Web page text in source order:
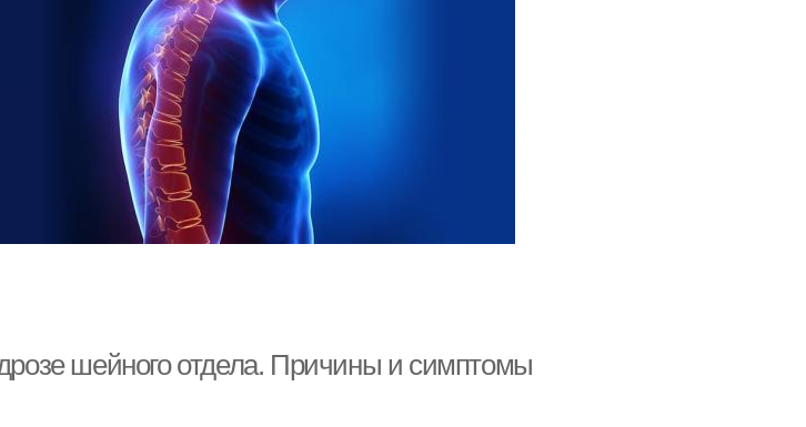
шейного отдела. Причины и симптомы